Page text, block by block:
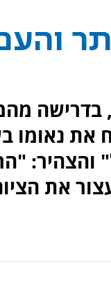
בדרישה
את נאומו
והצהיר:
את